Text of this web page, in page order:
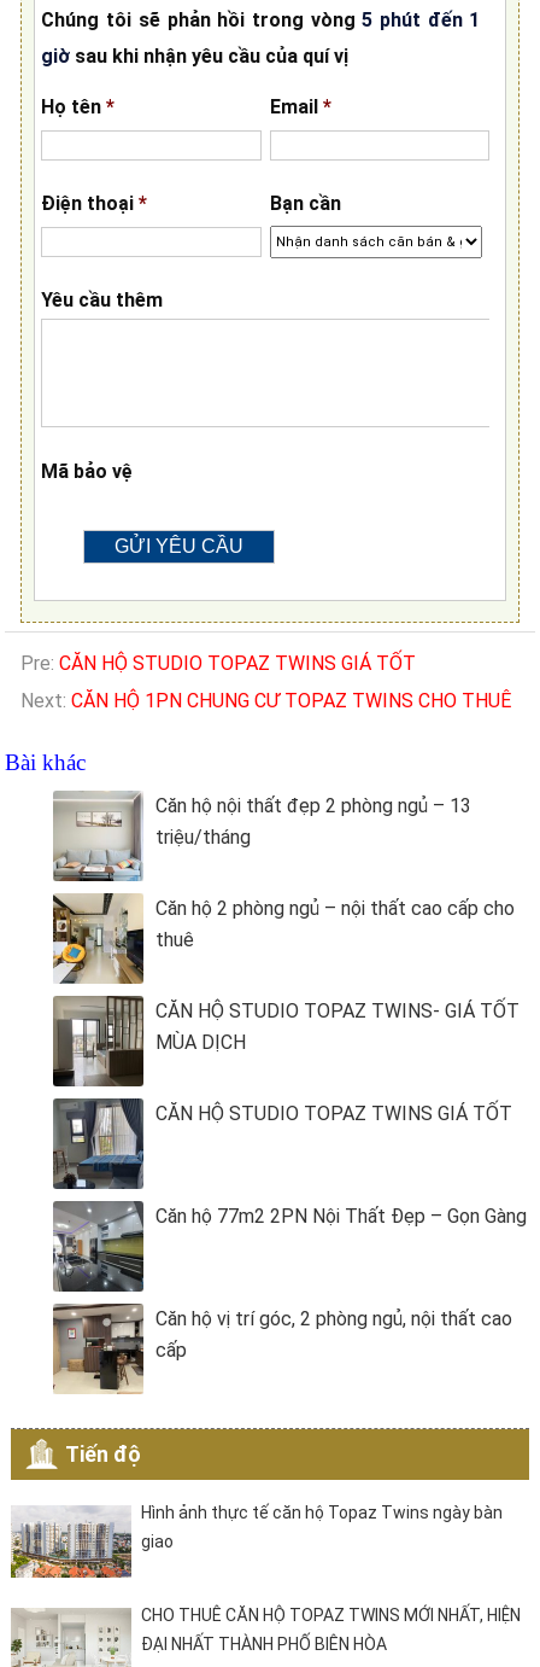
Chúng tôi sẽ phản hồi trong vòng5 phút đến 1
giờ sau khi nhận yêu cầu của quí vị
Họ tên * Email *
Điện thoại * Bạn cần
Yêu cầu thêm
Mã bảo vệ
Pre:CĂN HỘ STUDIO TOPAZ TWINS GIÁ TỐT
Next:CĂN HỘ 1PN CHUNG CƯ TOPAZ TWINS CHO THUÊ
Bài khác
Căn hộ nội thất đẹp 2 phòng ngủ – 13
triệu/tháng
Căn hộ 2 phòng ngủ – nội thất cao cấp cho
thuê
CĂN HỘ STUDIO TOPAZ TWINS- GIÁ TỐT
MÙA DỊCH
CĂN HỘ STUDIO TOPAZ TWINS GIÁ TỐT
Căn hộ 77m2 2PN Nội Thất Đẹp – Gọn Gàng
Căn hộ vị trí góc, 2 phòng ngủ, nội thất cao
cấp
Tiến độ
Hình ảnh thực tế căn hộ Topaz Twins ngày bàn
giao
CHO THUÊ CĂN HỘ TOPAZ TWINS MỚI NHẤT, HIỆN
ĐẠI NHẤT THÀNH PHỐ BIÊN HÒA